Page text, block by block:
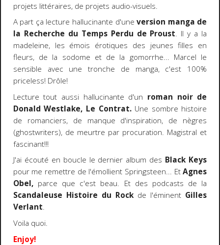
projets littéraires, de projets audio-visuels.
A part ça lecture hallucinante d'une version manga de
la Recherche du Temps Perdu de Proust. Il y a la
madeleine, les émois érotiques des jeunes filles en
fleurs, de la sodome et de la gomorrhe... Marcel le
sensible avec une tronche de manga, c'est 100%
priceless! Drôle!
Lecture tout aussi hallucinante d'un roman noir de
Donald Westlake, Le Contrat.Une sombre histoire
de romanciers, de manque d'inspiration, de nègres
(ghostwriters), de meurtre par procuration. Magistral et
fascinant!!!
J'ai écouté en boucle le dernier album des Black Keys
pour me remettre de l'émollient Springsteen... EtAgnes
Obel,parce que c'est beau. Et des podcasts de la
Scandaleuse Histoire du Rockde l'éminent Gilles
Verlant.
Voila quoi.
Enjoy!